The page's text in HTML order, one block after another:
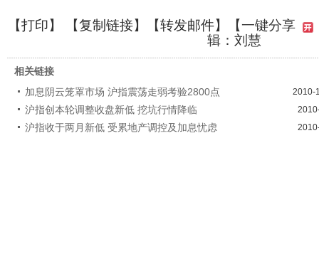
【打印】 【复制链接】【转发邮件】
【一键分享
辑：刘慧
相关链接
加息阴云笼罩市场 沪指震荡走弱考验2800点
2010-
沪指创本轮调整收盘新低 挖坑行情降临
沪指收于两月新低 受累地产调控及加息忧虑